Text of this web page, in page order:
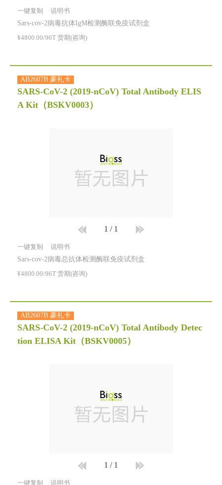
一键复制 说明书
Sars-cov-2病毒抗体IgM检测酶联免疫试剂盒
¥4800.00/96T 货期(咨询)
AB2607B 豪礼卡
SARS-CoV-2 (2019-nCoV) Total Antibody ELIS
A Kit （BSKV0003）
1 / 1
一键复制 说明书
Sars-cov-2病毒总抗体检测酶联免疫试剂盒
¥4800.00/96T 货期(咨询)
AB2607B 豪礼卡
SARS-CoV-2 (2019-nCoV) Total Antibody Detec
tion ELISA Kit （BSKV0005）
1 / 1
一键复制 说明书